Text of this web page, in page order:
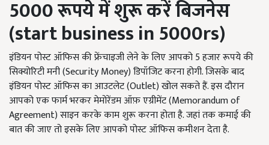
5000 रूपयेमेंशुरूकरेंबिजनेस
(start business in 5000rs)
इंडियन पोस्ट ऑफिस की फ्रेंचाइजी लेने के लिए आपको 5 हजार रूपये की
सिक्योरिटी मनी (Security Money) डिपॉजिट करना होगी. जिसके बाद
इंडियन पोस्ट ऑफिस का आउटलेट (Outlet) खोल सकते हैं. इस दौरान
आपको एक फार्म भरकर मेमोरेंडम ऑफ़ एग्रीमेंट (Memorandum of
Agreement) साइन करके काम शुरू करना होता है. जहां तक कमाई की
बात की जाए तो इसके लिए आपको पोस्ट ऑफिस कमीशन देता है.